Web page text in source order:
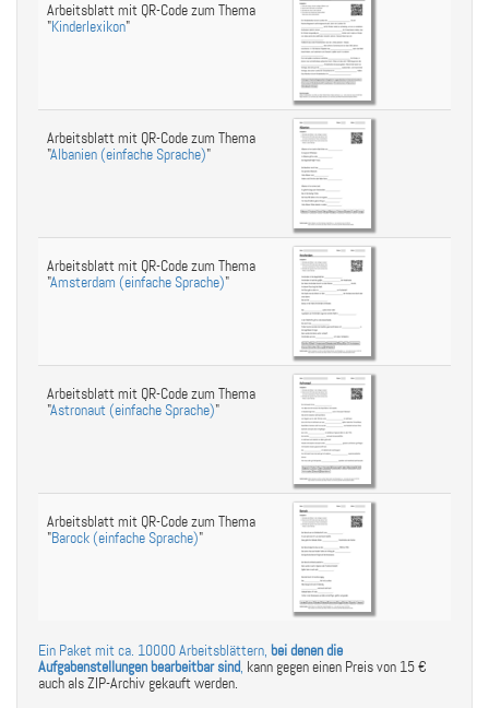
Arbeitsblatt mit QR-Code zum Thema
"Kinderlexikon"
Arbeitsblatt mit QR-Code zum Thema
"Albanien (einfache Sprache)"
Arbeitsblatt mit QR-Code zum Thema
"Amsterdam (einfache Sprache)"
Arbeitsblatt mit QR-Code zum Thema
"Astronaut (einfache Sprache)"
Arbeitsblatt mit QR-Code zum Thema
"Barock (einfache Sprache)"
Ein Paket mit ca. 10000 Arbeitsblättern, bei denen die
Aufgabenstellungen bearbeitbar sind, kann gegen einen Preis von 15 €
auch als ZIP-Archiv gekauft werden.